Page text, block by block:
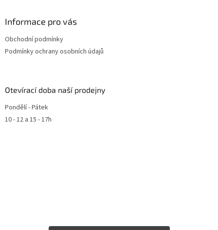
Informace pro vás
Obchodní podmínky
Podmínky ochrany osobních údajů
Otevírací doba naší prodejny
Pondělí - Pátek
10 - 12 a 15 - 17h